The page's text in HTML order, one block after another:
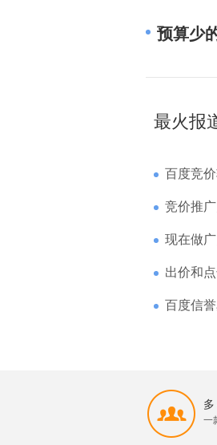
预算少
最火报
百度竞价软
竞价推广员
现在做
出价和
百度信
一